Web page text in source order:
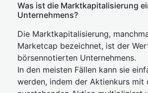
Was ist die Marktkapitalisierung
Unternehmens?
Die Marktkapitalisierung,
Marketcap bezeichnet, ist der
börsennotierten Unternehmens.
In den meisten Fällen kann sie
werden, indem der Aktienkurs mit